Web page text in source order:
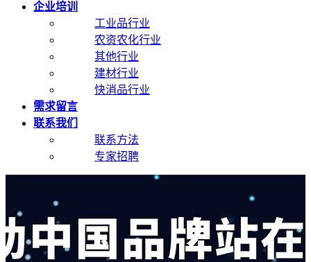
企业培训
工业品行业
农资农化行业
其他行业
建材行业
快消品行业
需求留言
联系我们
联系方法
专家招聘